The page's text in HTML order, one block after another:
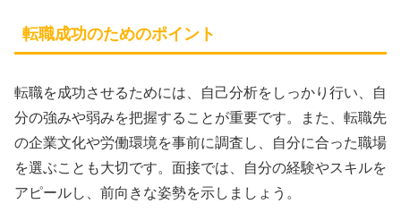
転職成功のためのポイント
転職を成功させるためには、自己分析をしっかり行い、自
分の強みや弱みを把握することが重要です。また、転職先
の企業文化や労働環境を事前に調査し、自分に合った職場
を選ぶことも大切です。面接では、自分の経験やスキルを
アピールし、前向きな姿勢を示しましょう。